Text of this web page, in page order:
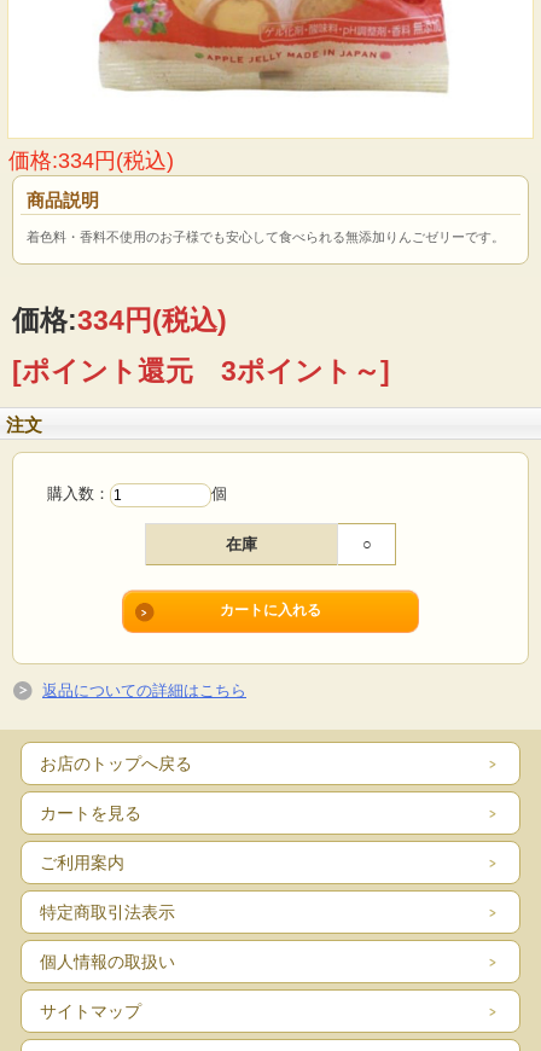
価格:334円(税込)
商品説明
着色料・香料不使用のお子様でも安心して食べられる無添加りんごゼリーです。
価格:334円(税込)
[ポイント還元 3ポイント～]
注文
購入数： 個
在庫 ○
返品についての詳細はこちら
お店のトップへ戻る
カートを見る
ご利用案内
特定商取引法表示
個人情報の取扱い
サイトマップ